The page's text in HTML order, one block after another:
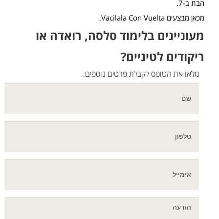
הבת ב-7.
מכאן מבצעים Vacilala Con Vuelta.
מעוניינים בלימוד סלסה, רואדה או
ריקודים לטיניים?
מלאו את הטופס לקבלת פרטים נוספים: